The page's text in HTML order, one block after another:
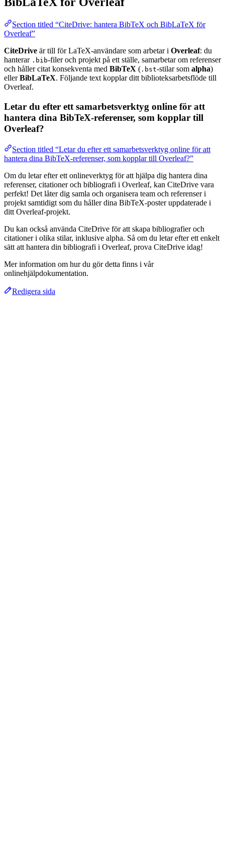
Section titled “CiteDrive: hantera BibTeX och BibLaTeX för
Overleaf”
CiteDrive är till för LaTeX-användare som arbetar i Overleaf: du
hanterar .bib-filer och projekt på ett ställe, samarbetar om referenser
och håller citat konsekventa med BibTeX ( .bst-stilar som alpha)
ellerBibLaTeX. Följande text kopplar ditt biblioteksarbetsflöde till
Overleaf.
Letar du efter ett samarbetsverktyg online för att
hantera dina BibTeX-referenser, som kopplar till
Overleaf?
Section titled “Letar du efter ett samarbetsverktyg online för att
hantera dina BibTeX-referenser, som kopplar till Overleaf?”
Om du letar efter ett onlineverktyg för att hjälpa dig hantera dina
referenser, citationer och bibliografi i Overleaf, kan CiteDrive vara
perfekt! Det låter dig samla och organisera team och referenser i
projekt samtidigt som du håller dina BibTeX-poster uppdaterade i
ditt Overleaf-projekt.
Du kan också använda CiteDrive för att skapa bibliografier och
citationer i olika stilar, inklusive alpha. Så om du letar efter ett enkelt
sätt att hantera din bibliografi i Overleaf, prova CiteDrive idag!
Mer information om hur du gör detta finns i vår
onlinehjälpdokumentation.
Redigera sida